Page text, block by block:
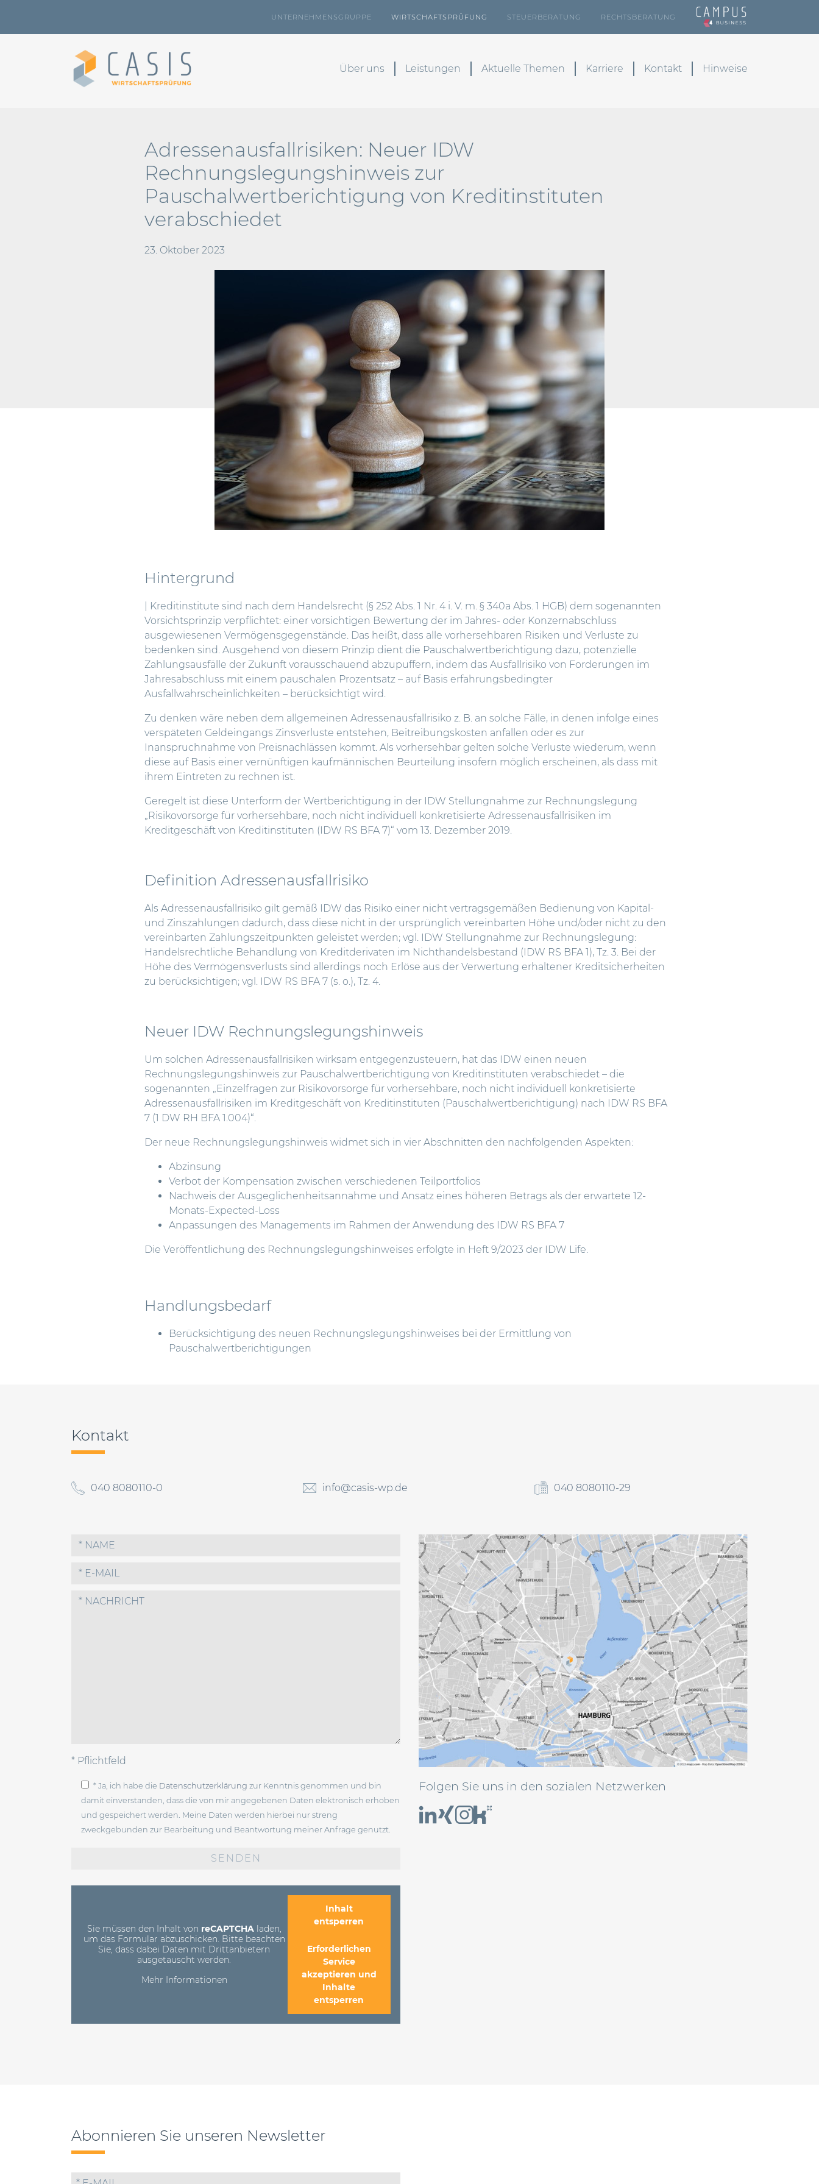
UNTERNEHMENSGRUPPE WIRTSCHAFTSPRÜFUNG STEUERBERATUNG RECHTSBERATUNG
Über uns Leistungen Aktuelle Themen Karriere Kontakt Hinweise
Adressenausfallrisiken: Neuer IDW
Rechnungslegungshinweis zur
Pauschalwertberichtigung von Kreditinstituten
verabschiedet
23. Oktober 2023
Hintergrund
| Kreditinstitute sind nach dem Handelsrecht (§ 252 Abs. 1 Nr. 4 i. V. m. § 340a Abs. 1 HGB) dem sogenannten
Vorsichtsprinzip verpflichtet: einer vorsichtigen Bewertung der im Jahres- oder Konzernabschluss
ausgewiesenen Vermögensgegenstände. Das heißt, dass alle vorhersehbaren Risiken und Verluste zu
bedenken sind. Ausgehend von diesem Prinzip dient die Pauschalwertberichtigung dazu, potenzielle
Zahlungsausfälle der Zukunft vorausschauend abzupuffern, indem das Ausfallrisiko von Forderungen im
Jahresabschluss mit einem pauschalen Prozentsatz – auf Basis erfahrungsbedingter
Ausfallwahrscheinlichkeiten – berücksichtigt wird.
Zu denken wäre neben dem allgemeinen Adressenausfallrisiko z. B. an solche Fälle, in denen infolge eines
verspäteten Geldeingangs Zinsverluste entstehen, Beitreibungskosten anfallen oder es zur
Inanspruchnahme von Preisnachlässen kommt. Als vorhersehbar gelten solche Verluste wiederum, wenn
diese auf Basis einer vernünftigen kaufmännischen Beurteilung insofern möglich erscheinen, als dass mit
ihrem Eintreten zu rechnen ist.
Geregelt ist diese Unterform der Wertberichtigung in der IDW Stellungnahme zur Rechnungslegung
„Risikovorsorge für vorhersehbare, noch nicht individuell konkretisierte Adressenausfallrisiken im
Kreditgeschäft von Kreditinstituten (IDW RS BFA 7)“ vom 13. Dezember 2019.
Definition Adressenausfallrisiko
Als Adressenausfallrisiko gilt gemäß IDW das Risiko einer nicht vertragsgemäßen Bedienung von Kapital-
und Zinszahlungen dadurch, dass diese nicht in der ursprünglich vereinbarten Höhe und/oder nicht zu den
vereinbarten Zahlungszeitpunkten geleistet werden; vgl. IDW Stellungnahme zur Rechnungslegung:
Handelsrechtliche Behandlung von Kreditderivaten im Nichthandelsbestand (IDW RS BFA 1), Tz. 3. Bei der
Höhe des Vermögensverlusts sind allerdings noch Erlöse aus der Verwertung erhaltener Kreditsicherheiten
zu berücksichtigen; vgl. IDW RS BFA 7 (s. o.), Tz. 4.
Neuer IDW Rechnungslegungshinweis
Um solchen Adressenausfallrisiken wirksam entgegenzusteuern, hat das IDW einen neuen
Rechnungslegungshinweis zur Pauschalwertberichtigung von Kreditinstituten verabschiedet – die
sogenannten „Einzelfragen zur Risikovorsorge für vorhersehbare, noch nicht individuell konkretisierte
Adressenausfallrisiken im Kreditgeschäft von Kreditinstituten (Pauschalwertberichtigung) nach IDW RS BFA
7 (1 DW RH BFA 1.004)“.
Der neue Rechnungslegungshinweis widmet sich in vier Abschnitten den nachfolgenden Aspekten:
Abzinsung
Verbot der Kompensation zwischen verschiedenen Teilportfolios
Nachweis der Ausgeglichenheitsannahme und Ansatz eines höheren Betrags als der erwartete 12-
Monats-Expected-Loss
Anpassungen des Managements im Rahmen der Anwendung des IDW RS BFA 7
Die Veröffentlichung des Rechnungslegungshinweises erfolgte in Heft 9/2023 der IDW Life.
Handlungsbedarf
Berücksichtigung des neuen Rechnungslegungshinweises bei der Ermittlung von
Pauschalwertberichtigungen
Kontakt
040 8080110-0 info@casis-wp.de 040 8080110-29
* Pflichtfeld
* Ja, ich habe die Datenschutzerklärung zur Kenntnis genommen und bin
damit einverstanden, dass die von mir angegebenen Daten elektronisch erhoben
und gespeichert werden. Meine Daten werden hierbei nur streng
zweckgebunden zur Bearbeitung und Beantwortung meiner Anfrage genutzt.
Feld
Sie müssen den Inhalt von reCAPTCHAladen,
um das Formular abzuschicken. Bitte beachten
Sie, dass dabei Daten mit Drittanbietern
ausgetauscht werden.
Mehr Informationen
Inhalt
entsperren
Erforderlichen
Service
akzeptieren und
Inhalte
entsperren
Folgen Sie uns in den sozialen Netzwerken
Abonnieren Sie unseren Newsletter